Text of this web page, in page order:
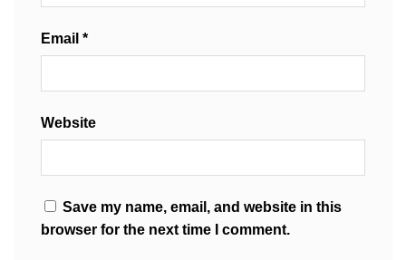
Email *
Website
Save my name, email, and website in this
browser for the next time I comment.